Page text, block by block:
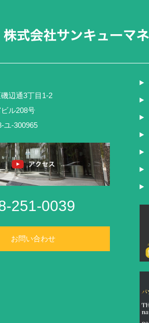
辺通3丁目1-2
ル208号
ユ-300965
251-0039
お問い合わせ